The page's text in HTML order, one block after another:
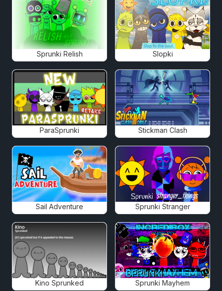
Sprunki Relish Slopki
ParaSprunki Stickman Clash
Sail Adventure Sprunki Stranger
Kino Sprunked Sprunki Mayhem